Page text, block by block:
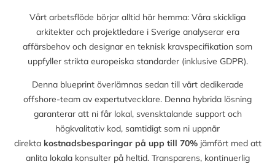
Vårt arbetsflöde börjar alltid här hemma: Våra skickliga
arkitekter och projektledare i Sverige analyserar era
affärsbehov och designar en teknisk kravspecifikation som
uppfyller strikta europeiska standarder (inklusive GDPR).
Denna blueprint överlämnas sedan till vårt dedikerade
offshore-team av expertutvecklare. Denna hybrida lösning
garanterar att ni får lokal, svensktalande support och
högkvalitativ kod, samtidigt som ni uppnår
direkta kostnadsbesparingar på upp till 70%jämfört med att
anlita lokala konsulter på heltid. Transparens, kontinuerlig